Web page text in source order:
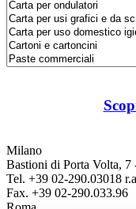
Milano
Bastioni di Porta Volta,
Tel. +39 02-290.03018 r.a
Fax. +39 02-290.033.96